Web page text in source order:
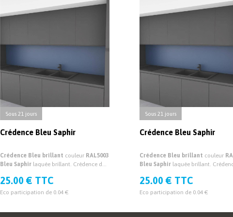
Sous 21 jours
Crédence Bleu Saphir
Crédence Bleu brillant couleur RAL5003
Bleu Saphir laquée brillant. Crédence de
25.00 € TTC
Eco participation de 0.04 €
Sous 21 jours
Crédence Bleu Saphir
Crédence Bleu brillant couleur
Bleu Saphir laquée brillant.
25.00 € TTC
Eco participation de 0.04 €